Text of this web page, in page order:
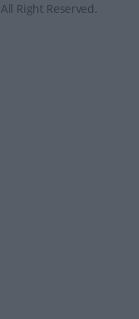
All Right Reserved.